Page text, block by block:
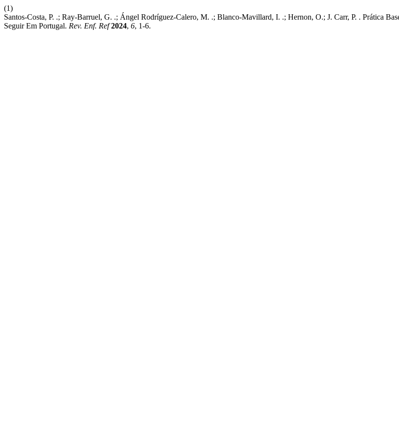
(1)
Santos-Costa, P. .; Ray-Barruel, G. .; Ángel Rodríguez-Calero, M. .; Blanco-Mavillard, I. .; Hernon, O.; J. Carr, P. . Prática
Seguir Em Portugal. Rev. Enf. Ref 2024, 6, 1-6.